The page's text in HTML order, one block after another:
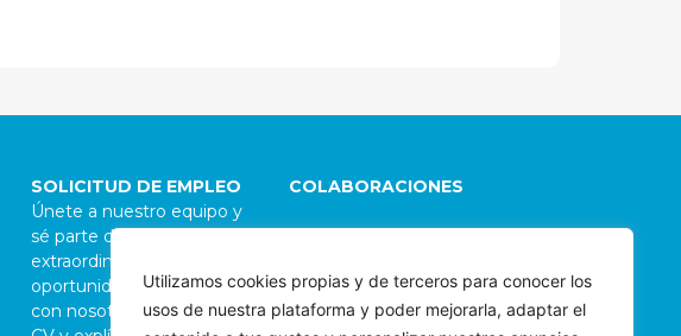
Utilizamos cookies propias y de terceros para conocer los
usos de nuestra plataforma y poder mejorarla, adaptar el
COLABORACIONES
organizaciones e individuos
alineados con nuestra
SOLICITUD DE EMPLEO
Únete a nuestro equipo y
sé parte de algo
extraordinario. Para explorar
oportunidades de carrera
con nosotros, envíanos tu